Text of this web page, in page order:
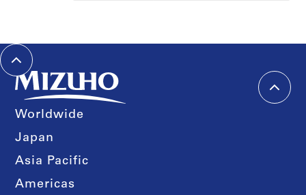
Worldwide
Japan
Asia Pacific
Americas